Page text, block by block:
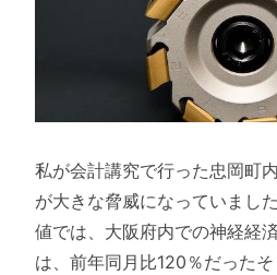
私が会計講究で行った忠岡町
が大きな脅威になっていまし
値では、大阪府内での神経経
は、前年同月比120％だったそ